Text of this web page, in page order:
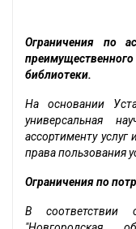
Ограничения по
библиотеки.
На основании
универсальная
ассортименту
права пользования
Ограничения по
В соответствии